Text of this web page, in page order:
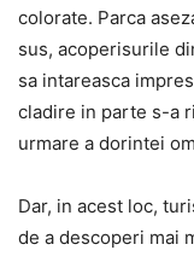
colorate. Parca
sus, acoperisurile
sa intareasca
cladire in parte s-a
urmare a dorintei
Dar, in acest loc,
de a descoperi mai